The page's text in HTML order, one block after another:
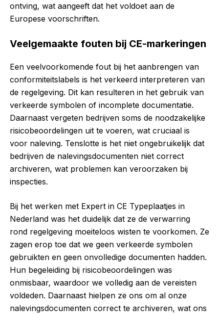
ontving, wat aangeeft dat het voldoet aan de
Europese voorschriften.
Veelgemaakte fouten bij CE-markeringen
Een veelvoorkomende fout bij het aanbrengen van
conformiteitslabels is het verkeerd interpreteren van
de regelgeving. Dit kan resulteren in het gebruik van
verkeerde symbolen of incomplete documentatie.
Daarnaast vergeten bedrijven soms de noodzakelijke
risicobeoordelingen uit te voeren, wat cruciaal is
voor naleving. Tenslotte is het niet ongebruikelijk dat
bedrijven de nalevingsdocumenten niet correct
archiveren, wat problemen kan veroorzaken bij
inspecties.
Bij het werken met Expert in CE Typeplaatjes in
Nederland was het duidelijk dat ze de verwarring
rond regelgeving moeiteloos wisten te voorkomen. Ze
zagen erop toe dat we geen verkeerde symbolen
gebruikten en geen onvolledige documenten hadden.
Hun begeleiding bij risicobeoordelingen was
onmisbaar, waardoor we volledig aan de vereisten
voldeden. Daarnaast hielpen ze ons om al onze
nalevingsdocumenten correct te archiveren, wat ons